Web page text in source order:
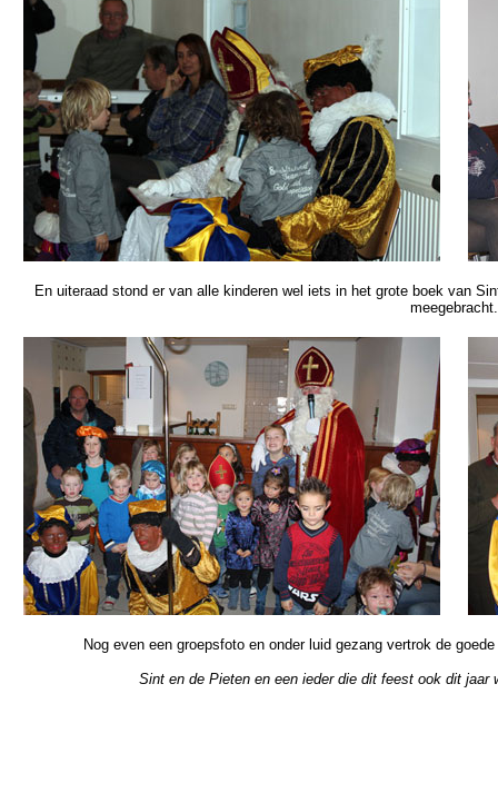
En uiteraad stond er van alle kinderen wel iets in het grote boek van
meegebracht.
Nog even een groepsfoto en onder luid gezang vertrok de
Sint en de Pieten en een ieder die dit feest ook dit jaar